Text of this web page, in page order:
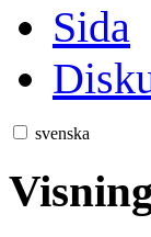
Sida
svenska